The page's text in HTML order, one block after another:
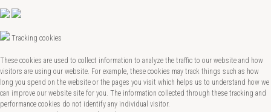
Tracking cookies
These cookies are used to collect information to analyze the traffic to our website and how
visitors are using our website. For example, these cookies may track things such as how
long you spend on the website or the pages you visit which helps us to understand how we
can improve our website site for you. The information collected through these tracking and
performance cookies do not identify any individual visitor.